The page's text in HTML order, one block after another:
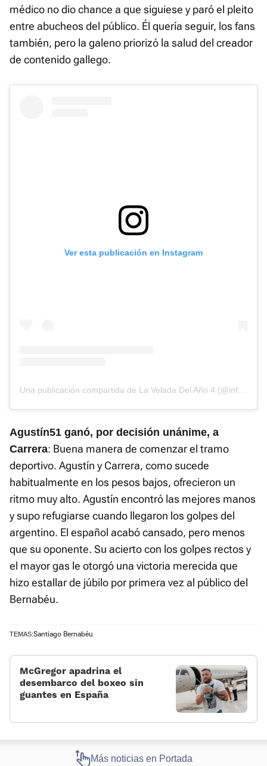
médico no dio chance a que siguiese y paró el pleito
entre abucheos del público. Él quería seguir, los fans
también, pero la galeno priorizó la salud del creador
de contenido gallego.
Ver esta publicación en Instagram
Una publicación compartida de La Velada Del Año 4 (@infolavelada)
Agustín51 ganó, por decisión unánime, a
Carrera: Buena manera de comenzar el tramo
deportivo. Agustín y Carrera, como sucede
habitualmente en los pesos bajos, ofrecieron un
ritmo muy alto. Agustín encontró las mejores manos
y supo refugiarse cuando llegaron los golpes del
argentino. El español acabó cansado, pero menos
que su oponente. Su acierto con los golpes rectos y
el mayor gas le otorgó una victoria merecida que
hizo estallar de júbilo por primera vez al público del
Bernabéu.
TEMAS:Santiago Bernabéu
McGregor apadrina el
desembarco del boxeo sin
guantes en España
Más noticias en Portada